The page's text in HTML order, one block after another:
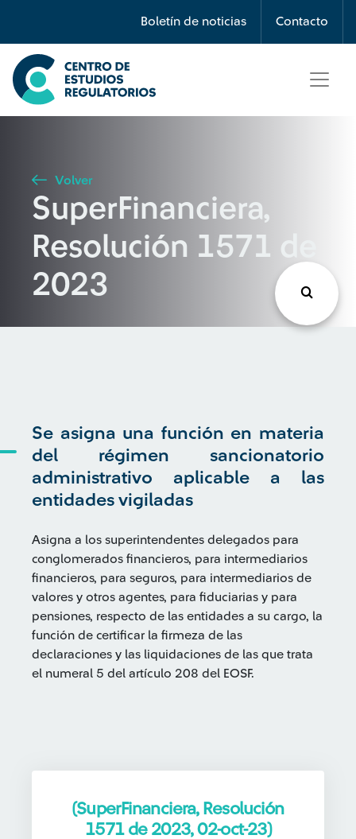
Boletín de noticias Contacto
Búsqueda
Seleccione país
Buscar
Volver
SuperFinanciera,
Resolución 1571 de
2023
Se asigna una función en materia
del régimen sancionatorio
administrativo aplicable a las
entidades vigiladas
Asigna a los superintendentes delegados para
conglomerados financieros, para intermediarios
financieros, para seguros, para intermediarios de
valores y otros agentes, para fiduciarias y para
pensiones, respecto de las entidades a su cargo, la
función de certificar la firmeza de las
declaraciones y las liquidaciones de las que trata
el numeral 5 del artículo 208 del EOSF.
(SuperFinanciera, Resolución
1571 de 2023, 02-oct-23)